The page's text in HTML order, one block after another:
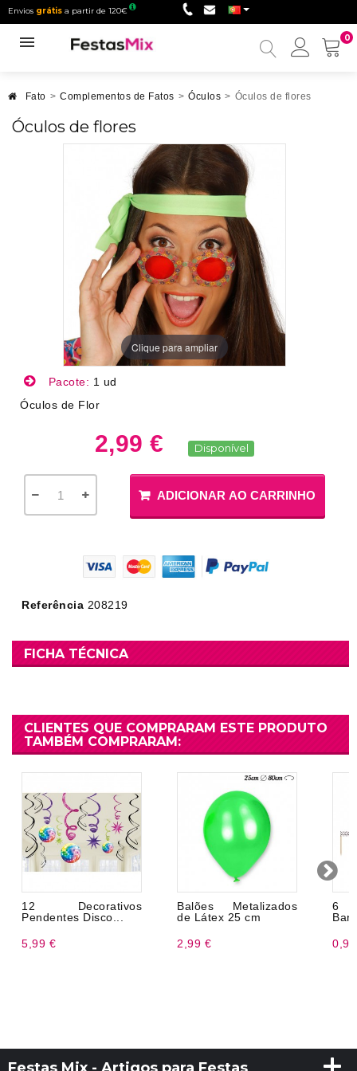
Envios grátis a partir de 120€
0
Minha
Fato > Complementos de Fatos > Óculos > Óculos de flores
Óculos de flores
Clique para ampliar
Pacote: 1 ud
Óculos de Flor
2,99 € Disponível
ADICIONAR AO CARRINHO
Referência 208219
FICHA TÉCNICA
CLIENTES QUE COMPRARAM ESTE PRODUTO
TAMBÉM COMPRARAM:
12 Decorativos
Pendentes Disco...
5,99 €
Balões Metalizados
de Látex 25 cm
2,99 €
6